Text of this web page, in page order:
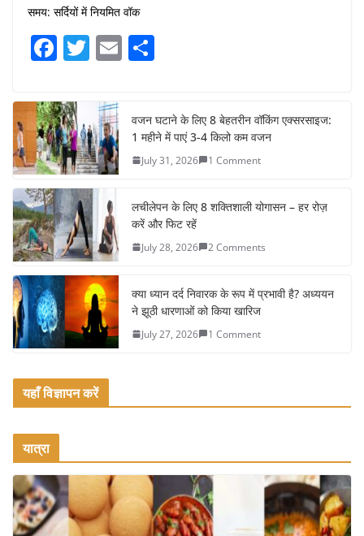
समय: सर्दियों में नियमित वॉक
F
c
e
b
o
o
k
T
itt
er
E
e
वजन घटाने के लिए 8 बेहतरीन वॉकिंग एक्सरसाइज:
1 महीने में पाएं 3-4 किलो कम वजन
July 31, 2026 1 Comment
लचीलेपन के लिए 8 शक्तिशाली योगासन – हर रोज़
करें और फिट रहें
July 28, 2026 2 Comments
क्या ध्यान दर्द निवारक के रूप में प्रभावी है? अध्ययन
ने झूठी धारणाओं को किया खारिज
July 27, 2026 1 Comment
यहाँ विज्ञापन करें
यात्रा